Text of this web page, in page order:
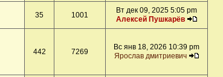
35 1001
Вт дек 09, 2025 5:05 pm
Алексей Пушкарёв
442 7269
Вс янв 18, 2026 10:39 pm
Ярослав дмитриевич